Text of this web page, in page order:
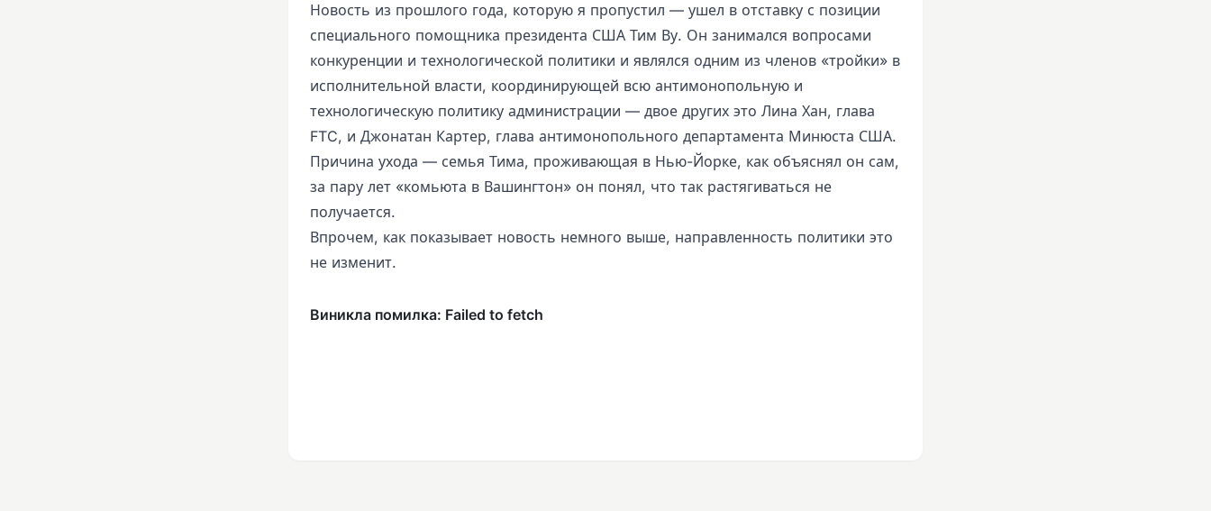
Новость из прошлого года, которую я пропустил — ушел в отставку с позиции
специального помощника президента США Тим Ву. Он занимался вопросами
конкуренции и технологической политики и являлся одним из членов «тройки» в
исполнительной власти, координирующей всю антимонопольную и
технологическую политику администрации — двое других это Лина Хан, глава
FTC, и Джонатан Картер, глава антимонопольного департамента Минюста США.
Причина ухода — семья Тима, проживающая в Нью-Йорке, как объяснял он сам,
за пару лет «комьюта в Вашингтон» он понял, что так растягиваться не
получается.
Впрочем, как показывает новость немного выше, направленность политики это
не изменит.